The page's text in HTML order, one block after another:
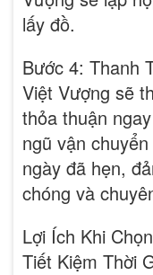
lấy đồ.
Bước 4: Thanh
Việt Vượng sẽ
thỏa thuận
ngũ vận
ngày đã hẹn,
chóng và
Lợi Ích Khi
Tiết Kiệm Thời